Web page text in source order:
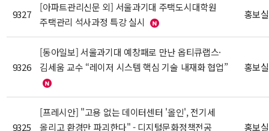
9327
[아파트관리신문 외] 서울과기대 주택도시대학원
주택관리 석사과정 특강 실시
홍보실
9326
[동아일보] 서울과기대 예창패로 만난 옵티큐랩스·
김세움 교수 “레이저 시스템 핵심 기술 내재화 협업”
홍보실
9325
[프레시안] "고용 없는 데이터센터 '올인', 전기세
올리고 환경만 파괴한다" - 디지털문화정책전공
홍보실